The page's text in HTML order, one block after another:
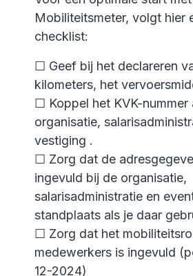
Mobiliteitsmeter, volgt hier
checklist:
☐ Geef bij het declareren
kilometers, het
☐ Koppel het KVK-nummer
organisatie,
vestiging .
☐ Zorg dat de
ingevuld bij de organisatie,
salarisadministratie en
standplaats als je daar
☐ Zorg dat het
medewerkers is ingevuld
12-2024)